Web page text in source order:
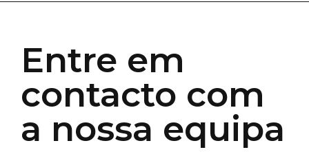
Entre em
contacto com
a nossa equipa